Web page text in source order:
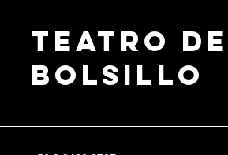
Teatro de
Bolsillo